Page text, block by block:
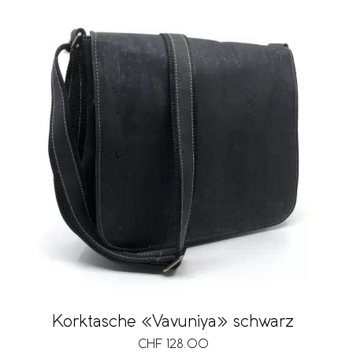
Korktasche «Vavuniya» schwarz
CHF 128.00